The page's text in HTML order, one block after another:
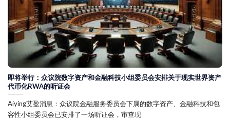
即将举行：众议院数字资产和金融科技小组委员会安排关于现实世界资产
代币化RWA的听证会
Aiying艾盈消息：众议院金融服务委员会下属的数字资产、金融科技和包
容性小组委员会已安排了一场听证会，审查现